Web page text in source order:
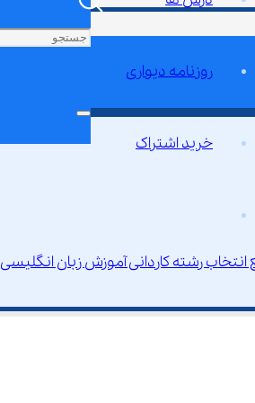
روزنامه دیواری
خرید اشتراک
رشته کاردانی آموزش زبان انگلیسی